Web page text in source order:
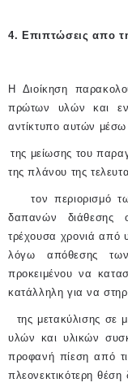
4. Επιπτώσεις απο
Η Διοίκηση
πρώτων υλών και
αντίκτυπο αυτών
της μείωσης του
της πλάνου της
τον περιορισμό
δαπανών διάθεσης
τρέχουσα χρονιά από
λόγω απόθεσης των
προκειμένου να
κατάλληλη για να
της μετακύλισης
υλών και υλικών
προφανή πίεση από
πλεονεκτικότερη